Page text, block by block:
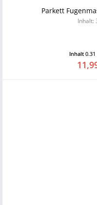
Parkett
Inhalt:
Inhalt